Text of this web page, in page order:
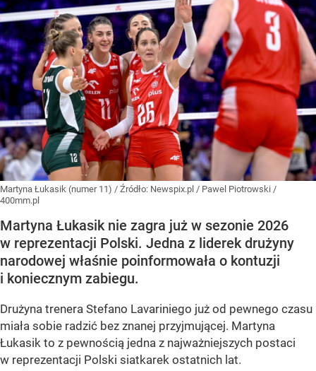
Martyna Łukasik (numer 11) / Źródło: Newspix.pl / Pawel Piotrowski /
400mm.pl
Martyna Łukasik nie zagra już w sezonie 2026
w reprezentacji Polski. Jedna z liderek drużyny
narodowej właśnie poinformowała o kontuzji
i koniecznym zabiegu.
Drużyna trenera Stefano Lavariniego już od pewnego czasu
miała sobie radzić bez znanej przyjmującej. Martyna
Łukasik to z pewnością jedna z najważniejszych postaci
w reprezentacji Polski siatkarek ostatnich lat.